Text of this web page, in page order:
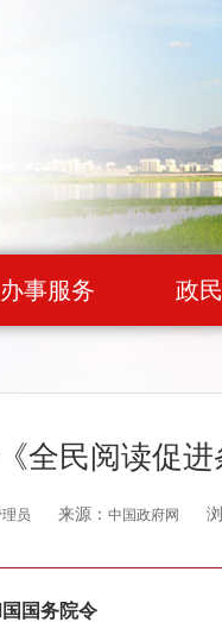
办事服务 政
全民阅读促进
员 来源： 中国政府网
国务院令